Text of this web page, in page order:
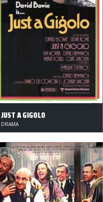
JUST A GIGOLO
DRAMA